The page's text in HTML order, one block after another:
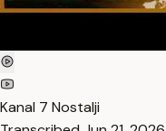
Kanal 7 Nostalji